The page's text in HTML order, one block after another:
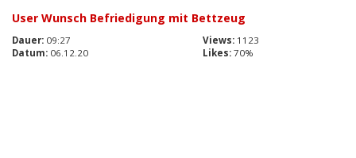
User Wunsch Befriedigung mit Bettzeug
Dauer: 09:27 Views: 1123
Datum: 06.12.20 Likes: 70%